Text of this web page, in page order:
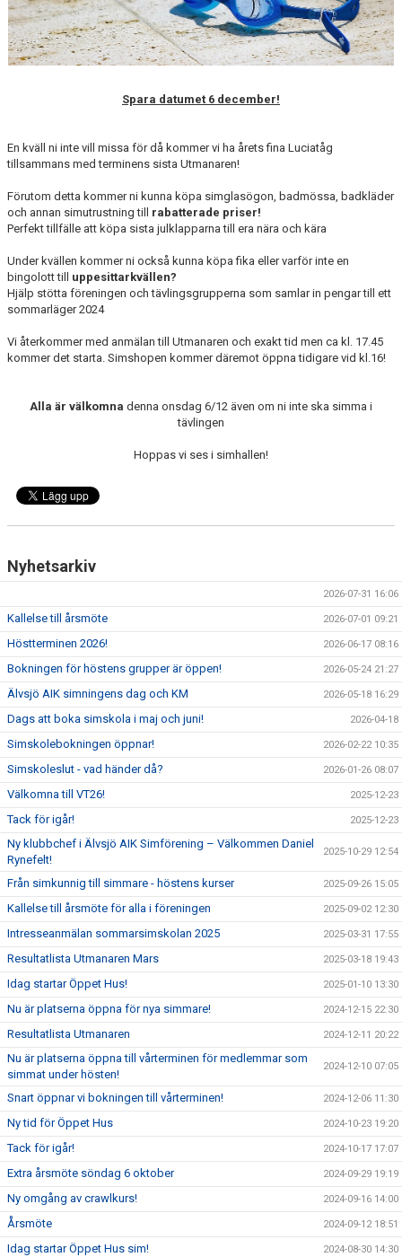
VANLIGA FRÅGOR
Spara datumet 6 december!
En kväll ni inte vill missa för då kommer vi ha årets fina Luciatåg
tillsammans med terminens sista Utmanaren!
Förutom detta kommer ni kunna köpa simglasögon, badmössa, badkläder
och annan simutrustning till rabatterade priser!
Perfekt tillfälle att köpa sista julklapparna till era nära och kära
Under kvällen kommer ni också kunna köpa fika eller varför inte en
bingolott till uppesittarkvällen?
Hjälp stötta föreningen och tävlingsgrupperna som samlar in pengar till ett
sommarläger 2024
Vi återkommer med anmälan till Utmanaren och exakt tid men ca kl. 17.45
kommer det starta. Simshopen kommer däremot öppna tidigare vid kl.16!
Alla är välkomna denna onsdag 6/12 även om ni inte ska simma i
tävlingen
Hoppas vi ses i simhallen!
Nyhetsarkiv
2026-07-31 16:06
Kallelse till årsmöte 2026-07-01 09:21
Höstterminen 2026! 2026-06-17 08:16
Bokningen för höstens grupper är öppen! 2026-05-24 21:27
Älvsjö AIK simningens dag och KM 2026-05-18 16:29
Dags att boka simskola i maj och juni! 2026-04-18
Simskolebokningen öppnar! 2026-02-22 10:35
Simskoleslut - vad händer då? 2026-01-26 08:07
Välkomna till VT26! 2025-12-23
Tack för igår! 2025-12-23
Ny klubbchef i Älvsjö AIK Simförening – Välkommen Daniel
Rynefelt!
2025-10-29 12:54
Från simkunnig till simmare - höstens kurser 2025-09-26 15:05
Kallelse till årsmöte för alla i föreningen 2025-09-02 12:30
Intresseanmälan sommarsimskolan 2025 2025-03-31 17:55
Resultatlista Utmanaren Mars 2025-03-18 19:43
Idag startar Öppet Hus! 2025-01-10 13:30
Nu är platserna öppna för nya simmare! 2024-12-15 22:30
Resultatlista Utmanaren 2024-12-11 20:22
Nu är platserna öppna till vårterminen för medlemmar som
simmat under hösten!
2024-12-10 07:05
Snart öppnar vi bokningen till vårterminen! 2024-12-06 11:30
Ny tid för Öppet Hus 2024-10-23 19:20
Tack för igår! 2024-10-17 17:07
Extra årsmöte söndag 6 oktober 2024-09-29 19:19
Ny omgång av crawlkurs! 2024-09-16 14:00
Årsmöte 2024-09-12 18:51
Idag startar Öppet Hus sim! 2024-08-30 14:30